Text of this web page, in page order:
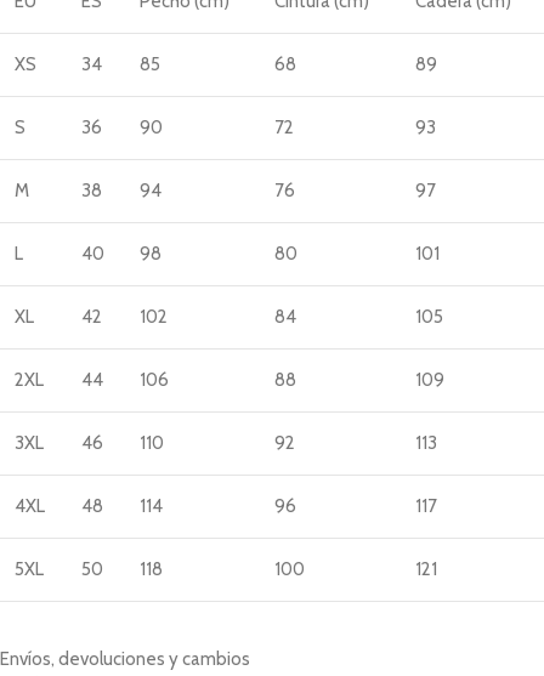
XS 34 85 68 89
S 36 90 72 93
M 38 94 76 97
L 40 98 80 101
XL 42 102 84 105
2XL 44 106 88 109
3XL 46 110 92 113
4XL 48 114 96 117
5XL 50 118 100 121
Envíos, devoluciones y cambios